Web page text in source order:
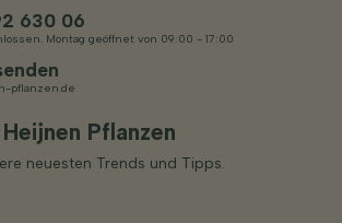
630 06
Montag geöffnet von 09:00 - 17:00
pflanzen.de
Pflanzen
neuesten Trends und Tipps.